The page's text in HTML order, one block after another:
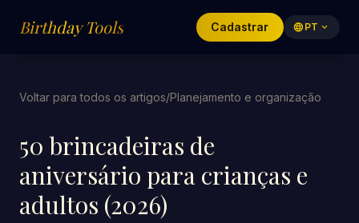
Birthday Tools Cadastrar language PT expand_more
Voltar para todos os artigos/Planejamento e organização
50 brincadeiras de
aniversário para crianças e
adultos (2026)